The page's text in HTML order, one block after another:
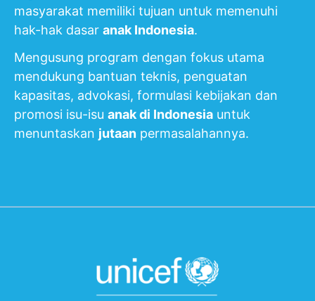
masyarakat memiliki tujuan untuk memenuhi
hak-hak dasar anak Indonesia.
Mengusung program dengan fokus utama
mendukung bantuan teknis, penguatan
kapasitas, advokasi, formulasi kebijakan dan
promosi isu-isu anak di Indonesia untuk
menuntaskan jutaan permasalahannya.